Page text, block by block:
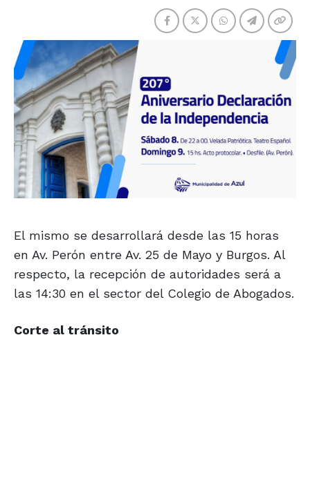
El mismo se desarrollará desde las 15 horas
en Av. Perón entre Av. 25 de Mayo y Burgos. Al
respecto, la recepción de autoridades será a
las 14:30 en el sector del Colegio de Abogados.
Corte al tránsito